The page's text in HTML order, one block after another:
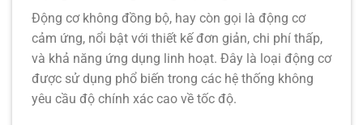
Động cơ không đồng bộ, hay còn gọi là động cơ
cảm ứng, nổi bật với thiết kế đơn giản, chi phí thấp,
và khả năng ứng dụng linh hoạt. Đây là loại động cơ
được sử dụng phổ biến trong các hệ thống không
yêu cầu độ chính xác cao về tốc độ.